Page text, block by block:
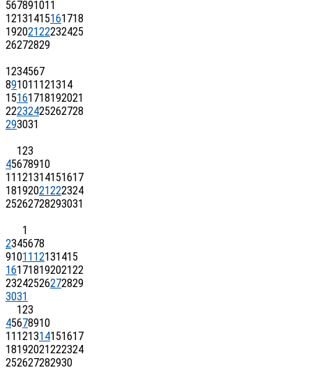
567891011
12131415161718
19202122232425
26272829
1234567
891011121314
15161718192021
22232425262728
293031
123
45678910
11121314151617
18192021222324
25262728293031
1
2345678
9101112131415
16171819202122
23242526272829
3031
123
45678910
11121314151617
18192021222324
252627282930